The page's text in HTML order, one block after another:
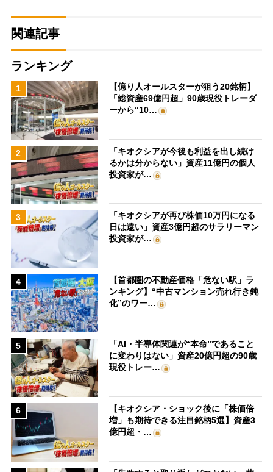
関連記事
ランキング
1
【億り人オールスターが狙う20銘柄】
「総資産69億円超」90歳現役トレーダ
ーから“10…
2
「キオクシアが今後も利益を出し続け
るかは分からない」資産11億円の個人
投資家が…
3
「キオクシアが再び株価10万円になる
日は遠い」資産3億円超のサラリーマン
投資家が…
4
【首都圏の不動産価格「危ない駅」ラ
ンキング】“中古マンション売れ行き鈍
化”のワー…
5
「AI・半導体関連が“本命”であること
に変わりはない」資産20億円超の90歳
現役トレー…
6
【キオクシア・ショック後に「株価倍
増」も期待できる注目銘柄5選】資産3
億円超・…